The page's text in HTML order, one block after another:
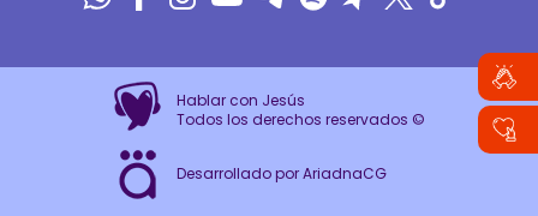
Hablar con Jesús
Todos los derechos reservados ©
Desarrollado por AriadnaCG